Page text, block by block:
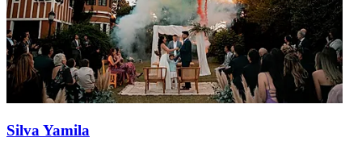
Silva Yamila